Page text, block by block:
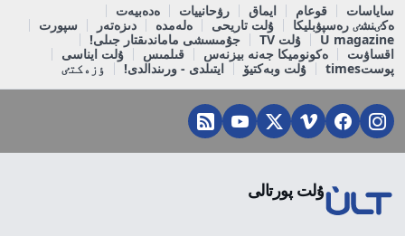
ساياسات قوعام ايماق رۋحانييات
ەدەبيەت
ەكٸنشٸ رەسپۋبليكا
ۇلت تاريحى ەلەمدە دىزەتەر
سپورت
U magazine
ۇلت TV
جۇمىسشى ماماندىقتار جىلى!
اقساۋىت
ەكونوميكا جەنە بيزنەس قىلمىس
ۇلت ايناسى
پوستtimes
ۇلت وبەكتيۆ ايتىلدى - ورىندالدى! ٶزەكتٸ
ۇلت پورتالى